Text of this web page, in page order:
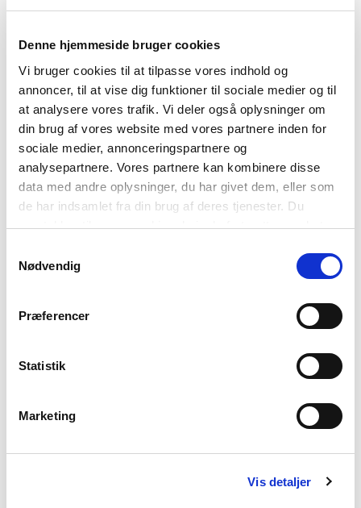
Denne hjemmeside bruger cookies
Vi bruger cookies til at tilpasse vores indhold og
annoncer, til at vise dig funktioner til sociale medier og til
at analysere vores trafik. Vi deler også oplysninger om
din brug af vores website med vores partnere inden for
sociale medier, annonceringspartnere og
analysepartnere. Vores partnere kan kombinere disse
data med andre oplysninger, du har givet dem, eller som
de har indsamlet fra din brug af deres tjenester. Du
samtykker til vores cookies, hvis du fortsætter med at
Nødvendig
Præferencer
Statistik
Marketing
Vis detaljer
5.-6. klasse 7.-10. klasse Sprog
Viden om nordisk sprog
1-3 skoletimer
Eksportord: Anorak, igloo og kajak
Svært at sige: Taskeqakataqaanga (jeg er træt af at bære